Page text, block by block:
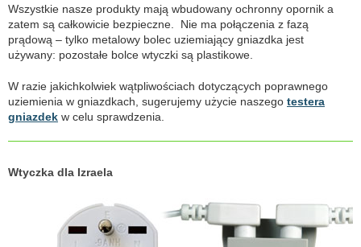
Wszystkie nasze produkty mają wbudowany ochronny opornik a
zatem są całkowicie bezpieczne. Nie ma połączenia z fazą
prądową – tylko metalowy bolec uziemiający gniazdka jest
używany: pozostałe bolce wtyczki są plastikowe.
W razie jakichkolwiek wątpliwościach dotyczących poprawnego
uziemienia w gniazdkach, sugerujemy użycie naszego testera
gniazdek w celu sprawdzenia.
Wtyczka dla Izraela